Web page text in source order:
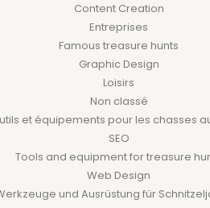
Content Creation
Entreprises
Famous treasure hunts
Graphic Design
Loisirs
Non classé
et équipements pour les chasses
SEO
Tools and equipment for treasure
Web Design
und Ausrüstung für